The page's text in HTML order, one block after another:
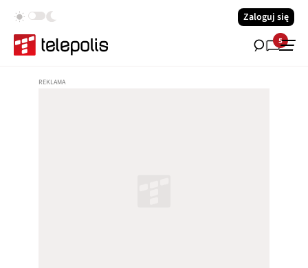
Zaloguj się
5